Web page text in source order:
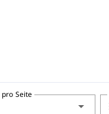
arrow_drop_down
pro Seite